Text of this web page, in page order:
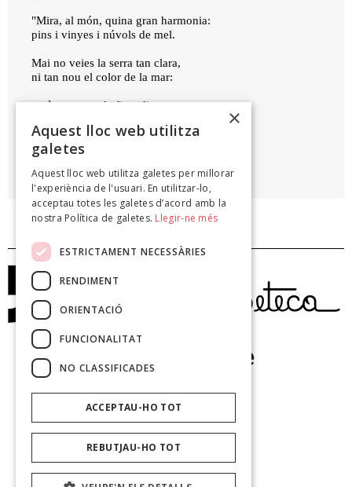
"Mira, al món, quina gran harmonia:
pins i vinyes i núvols de mel.
Mai no veies la serra tan clara,
ni tan nou el color de la mar:
però et manca la fina alimara
,
×
Aquest lloc web utilitza
galetes
Aquest lloc web utilitza galetes per millorar
l'experiència de l'usuari. En utilitzar-lo,
acceptau totes les galetes d’acord amb la
nostra Política de galetes. Llegir-ne més
ESTRICTAMENT NECESSÀRIES
RENDIMENT
ORIENTACIÓ
FUNCIONALITAT
NO CLASSIFICADES
ACCEPTAU-HO TOT
REBUTJAU-HO TOT